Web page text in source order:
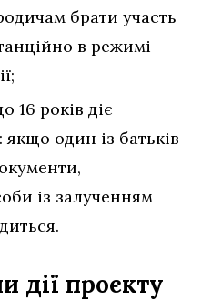
брати участь
в режимі
16 років діє
один із батьків
із залученням
дії проєкту